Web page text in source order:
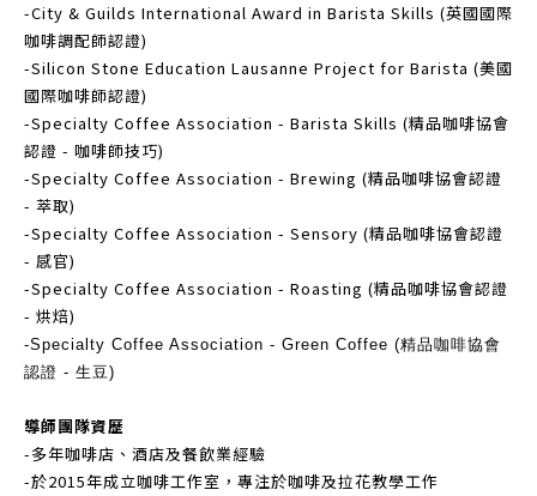
-City & Guilds International Award in Barista Skills (英國國際
咖啡調配師認證)
-Silicon Stone Education Lausanne Project for Barista (美國
國際咖啡師認證)
-Specialty Coffee Association - Barista Skills (精品咖啡協會
認證 - 咖啡師技巧)
-Specialty Coffee Association - Brewing (精品咖啡協會認證
- 萃取)
-Specialty Coffee Association - Sensory (精品咖啡協會認證
- 感官)
-Specialty Coffee Association - Roasting (精品咖啡協會認證
- 烘焙)
-Specialty Coffee Association - Green Coffee (精品咖啡協會
認證 - 生豆)
導師團隊資歷
-多年咖啡店、酒店及餐飲業經驗
-於2015年成立咖啡工作室，專注於咖啡及拉花教學工作